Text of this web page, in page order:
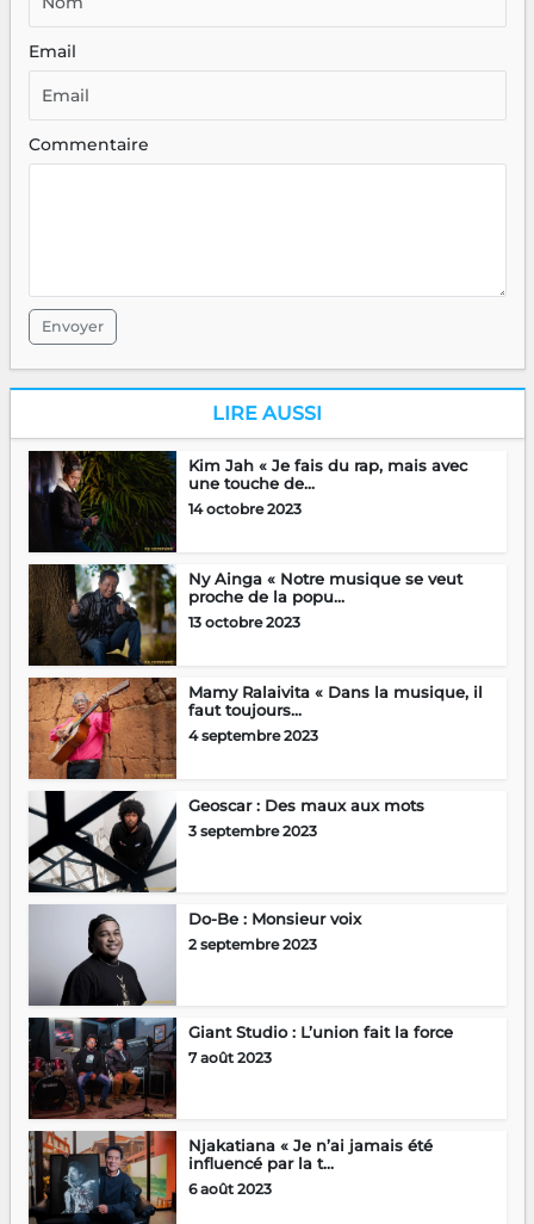
Email
Commentaire
Envoyer
LIRE AUSSI
Kim Jah « Je fais du rap, mais avec
une touche de...
14 octobre 2023
Ny Ainga « Notre musique se veut
proche de la popu...
13 octobre 2023
Mamy Ralaivita « Dans la musique, il
faut toujours...
4 septembre 2023
Geoscar : Des maux aux mots
3 septembre 2023
Do-Be : Monsieur voix
2 septembre 2023
Giant Studio : L’union fait la force
7 août 2023
Njakatiana « Je n’ai jamais été
influencé par la t...
6 août 2023